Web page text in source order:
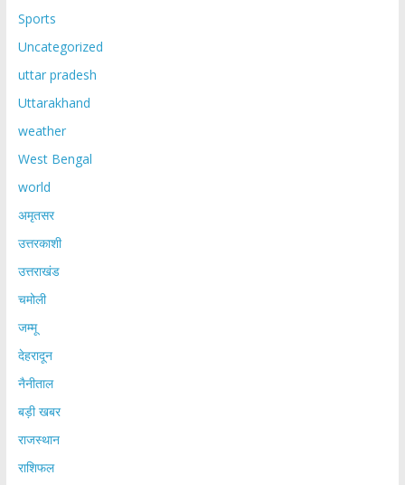
Sports
Uncategorized
uttar pradesh
Uttarakhand
weather
West Bengal
world
अमृतसर
उत्तरकाशी
उत्तराखंड
चमोली
जम्मू
देहरादून
नैनीताल
बड़ी खबर
राजस्थान
राशिफल